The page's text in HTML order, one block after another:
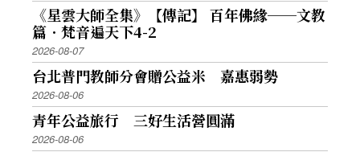
《星雲大師全集》【傳記】 百年佛緣──文教
篇．梵音遍天下4-2
2026-08-07
台北普門教師分會贈公益米 嘉惠弱勢
2026-08-06
青年公益旅行 三好生活營圓滿
2026-08-06